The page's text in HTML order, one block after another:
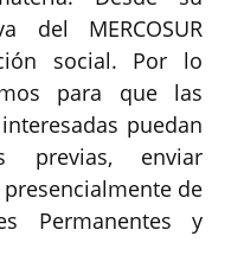
del MERCOSUR
social. Por lo
para que las
puedan
previas, enviar
de
Permanentes y